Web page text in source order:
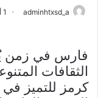
adminhtxsd_a 1 أبريل، 2024
فارس في زمن
الثقافات
كرمز للتميز في